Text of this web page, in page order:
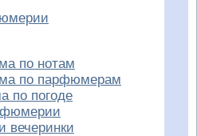
по нотам
по парфюмерам
по погоде
вечеринки